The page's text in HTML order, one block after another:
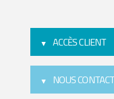
ACCÈS CLIENT
NOUS